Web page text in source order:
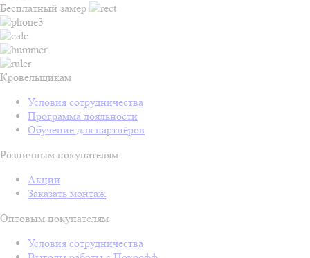
Бесплатный замер
Кровельщикам
Условия сотрудничества
Программа лояльности
Обучение для партнёров
Розничным покупателям
Акции
Заказать монтаж
Оптовым покупателям
Условия сотрудничества